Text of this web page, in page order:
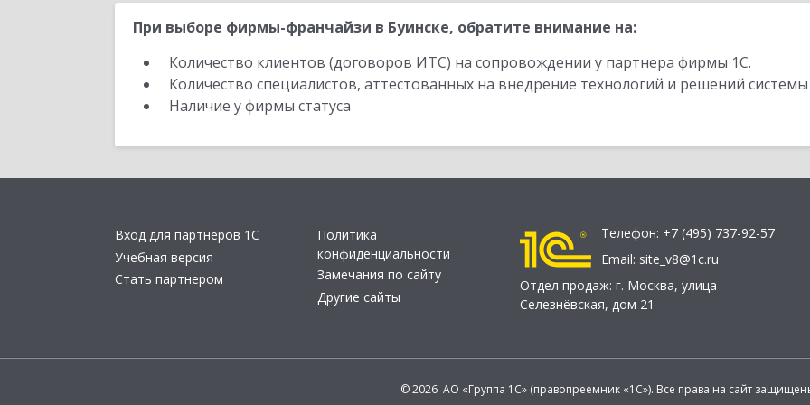
При выборе фирмы-франчайзи в Буинске, обратите внимание на:
Количество клиентов (договоров ИТС) на сопровождении у партнера фирмы 1С.
Количество специалистов, аттестованных на внедрение технологий и решений
Наличие у фирмы статуса
Вход для партнеров 1С
Учебная версия
Стать партнером
Политика
конфиденциальности
Замечания по сайту
Другие сайты
Телефон: +7 (495) 737-92-57
Email: site_v8@1c.ru
Отдел продаж: г. Москва, улица
Селезнёвская, дом 21
© 2026 АО «Группа 1С» (правопреемник «1С»). Все права на сайт